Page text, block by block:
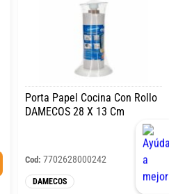
Porta Papel Cocina Con Rollo
DAMECOS 28 X 13 Cm
Cod: 7702628000242
DAMECOS